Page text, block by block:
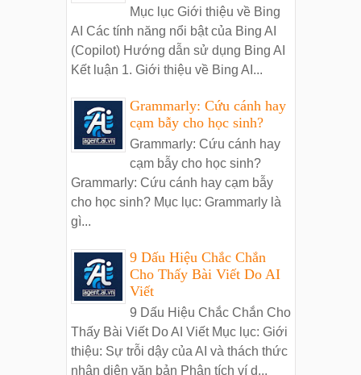
Mục lục Giới thiệu về Bing
AI Các tính năng nổi bật của Bing AI
(Copilot) Hướng dẫn sử dụng Bing AI
Kết luận 1. Giới thiệu về Bing AI...
Grammarly: Cứu cánh hay
cạm bẫy cho học sinh?
Grammarly: Cứu cánh hay
cạm bẫy cho học sinh?
Grammarly: Cứu cánh hay cạm bẫy
cho học sinh? Mục lục: Grammarly là
gì...
9 Dấu Hiệu Chắc Chắn
Cho Thấy Bài Viết Do AI
Viết
9 Dấu Hiệu Chắc Chắn Cho
Thấy Bài Viết Do AI Viết Mục lục: Giới
thiệu: Sự trỗi dậy của AI và thách thức
nhận diện văn bản Phân tích ví d...